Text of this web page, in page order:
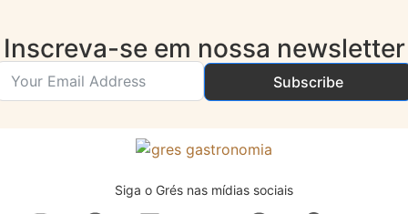
Inscreva-se em nossa newsletter
Subscribe
Siga o Grés nas mídias sociais